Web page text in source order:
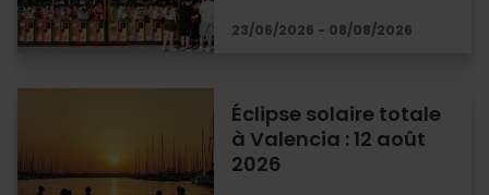
23/06/2026 - 08/08/2026
Éclipse solaire totale
à Valencia : 12 août
2026